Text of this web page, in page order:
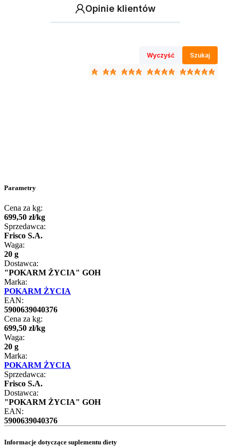
Opinie klientów
Wyczyść Szukaj
Parametry
Cena za kg:
699,50 zł/kg
Sprzedawca:
Frisco S.A.
Waga:
20 g
Dostawca:
"POKARM ŻYCIA" GOH
Marka:
POKARM ŻYCIA
EAN:
5900639040376
Cena za kg:
699,50 zł/kg
Waga:
20 g
Marka:
POKARM ŻYCIA
Sprzedawca:
Frisco S.A.
Dostawca:
"POKARM ŻYCIA" GOH
EAN:
5900639040376
Informacje dotyczące suplementu diety